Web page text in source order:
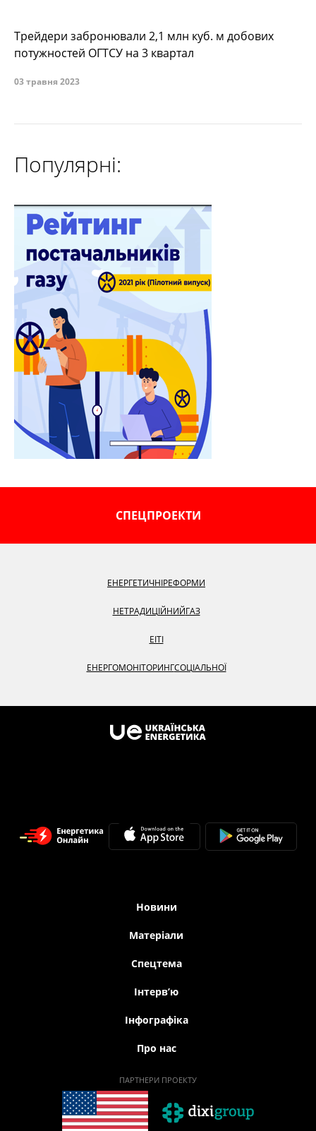
Трейдери забронювали 2,1 млн куб. м добових
потужностей ОГТСУ на 3 квартал
03 травня 2023
Популярні:
СПЕЦПРОЕКТИ
ЕНЕРГЕТИЧНІРЕФОРМИ
НЕТРАДИЦІЙНИЙГАЗ
EITI
ЕНЕРГОМОНІТОРИНГСОЦІАЛЬНОЇ
Новини
Матеріали
Спецтема
Iнтерв’ю
Інфографіка
Про нас
ПАРТНЕРИ ПРОЕКТУ